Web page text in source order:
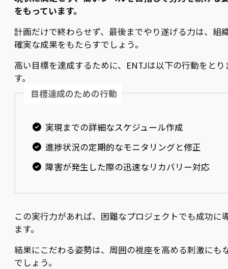
をもっています。
計画だけで終わらせず、最後までやり遂げる力は、組
確実な成果をもたらすでしょう。
高い目標を達成するために、ENTJは以下の行動をとり
す。
目標達成のための行動
実現までの詳細なスケジュール作成
進捗状況の定期的なモニタリングと修正
障害が発生した際の迅速なリカバリー対応
この実行力があれば、困難なプロジェクトでも成功に
ます。
結果にこだわる姿勢は、周囲の視座を高める刺激にも
でしょう。